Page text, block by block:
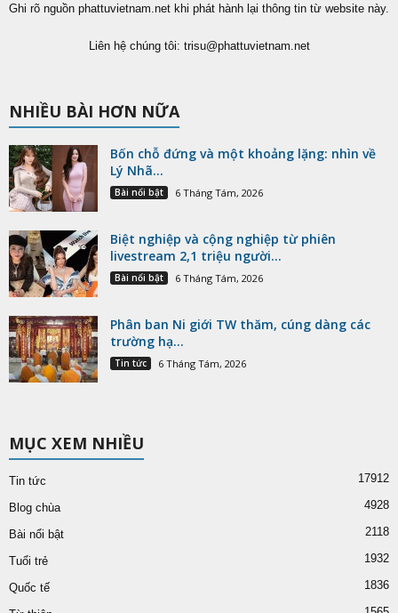
Ghi rõ nguồn phattuvietnam.net khi phát hành lại thông tin từ website này.
Liên hệ chúng tôi: trisu@phattuvietnam.net
NHIỀU BÀI HƠN NỮA
Bốn chỗ đứng và một khoảng lặng: nhìn về
Lý Nhã...
Bài nổi bật 6 Tháng Tám, 2026
Biệt nghiệp và cộng nghiệp từ phiên
livestream 2,1 triệu người...
Bài nổi bật 6 Tháng Tám, 2026
Phân ban Ni giới TW thăm, cúng dàng các
trường hạ...
Tin tức 6 Tháng Tám, 2026
MỤC XEM NHIỀU
Tin tức 17912
Blog chùa 4928
Bài nổi bật 2118
Tuổi trẻ 1932
Quốc tế 1836